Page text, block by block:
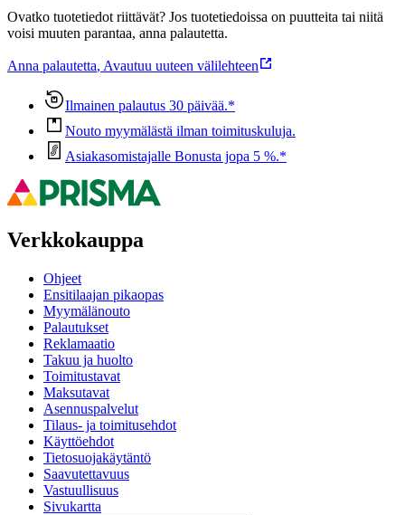
Ovatko tuotetiedot riittävät? Jos tuotetiedoissa on puutteita tai niitä
voisi muuten parantaa, anna palautetta.
Anna palautetta, Avautuu uuteen välilehteen
Ilmainen palautus 30 päivää.*
Nouto myymälästä ilman toimituskuluja.
Asiakasomistajalle Bonusta jopa 5 %.*
Verkkokauppa
Ohjeet
Ensitilaajan pikaopas
Myymälänouto
Palautukset
Reklamaatio
Takuu ja huolto
Toimitustavat
Maksutavat
Asennuspalvelut
Tilaus- ja toimitusehdot
Käyttöehdot
Tietosuojakäytäntö
Saavutettavuus
Vastuullisuus
Sivukartta